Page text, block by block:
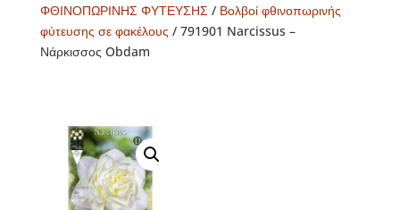
ΦΘΙΝΟΠΩΡΙΝΗΣ ΦΥΤΕΥΣΗΣ/ Βολβοί φθινοπωρινής
φύτευσης σε φακέλους / 791901 Narcissus –
Νάρκισσος Obdam